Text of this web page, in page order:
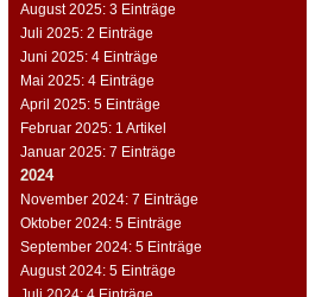
August 2025: 3 Einträge
Juli 2025: 2 Einträge
Juni 2025: 4 Einträge
Mai 2025: 4 Einträge
April 2025: 5 Einträge
Februar 2025: 1 Artikel
Januar 2025: 7 Einträge
2024
November 2024: 7 Einträge
Oktober 2024: 5 Einträge
September 2024: 5 Einträge
August 2024: 5 Einträge